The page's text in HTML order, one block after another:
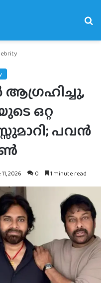
ആഗ്രഹിച്ചു,
ഒറ്റ
പവൻ
2026 0 1 minute read